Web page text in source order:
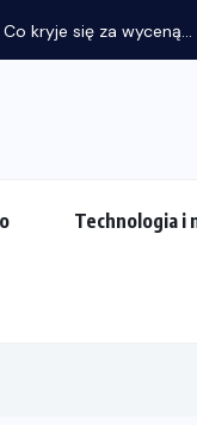
kryje się za wyceną...
Technologia i